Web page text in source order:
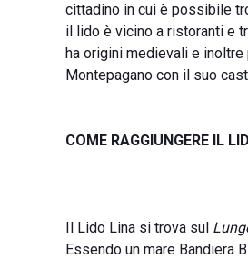
cittadino in cui è possibile
il lido è vicino a ristoranti e
ha origini medievali e
Montepagano con il suo
COME RAGGIUNGERE IL
Il Lido Lina si trova sul
Essendo un mare Bandiera